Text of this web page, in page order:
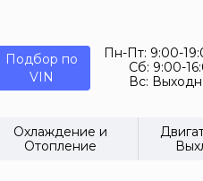
Подбор по
VIN
Пн-Пт: 9:00-
Сб: 9:00-
Вс:
Охлаждение и
Отопление